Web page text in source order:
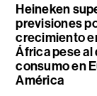
Heineken
previsiones
crecimiento
África pese al
consumo en
América